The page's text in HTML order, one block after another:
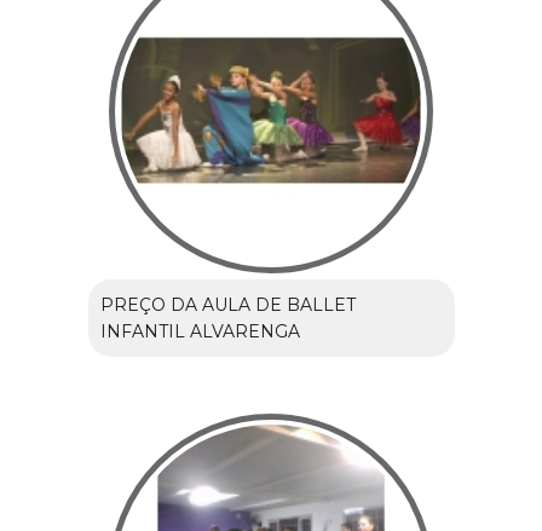
PREÇO DA AULA DE BALLET
INFANTIL ALVARENGA